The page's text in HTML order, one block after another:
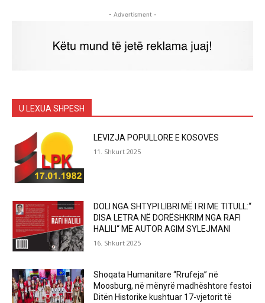
- Advertisment -
U LEXUA SHPESH
LËVIZJA POPULLORE E KOSOVËS
11. Shkurt 2025
DOLI NGA SHTYPI LIBRI MË I RI ME TITULL:“
DISA LETRA NË DORËSHKRIM NGA RAFI
HALILI“ ME AUTOR AGIM SYLEJMANI
16. Shkurt 2025
Shoqata Humanitare “Rrufeja” në
Moosburg, në mënyrë madhështore festoi
Ditën Historike kushtuar 17-vjetorit të